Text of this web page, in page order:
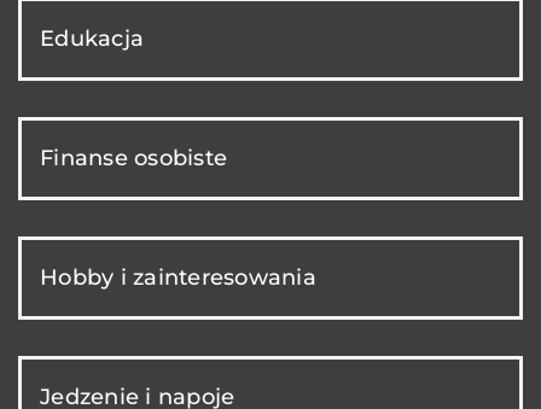
Edukacja
Finanse osobiste
Hobby i zainteresowania
Jedzenie i napoje